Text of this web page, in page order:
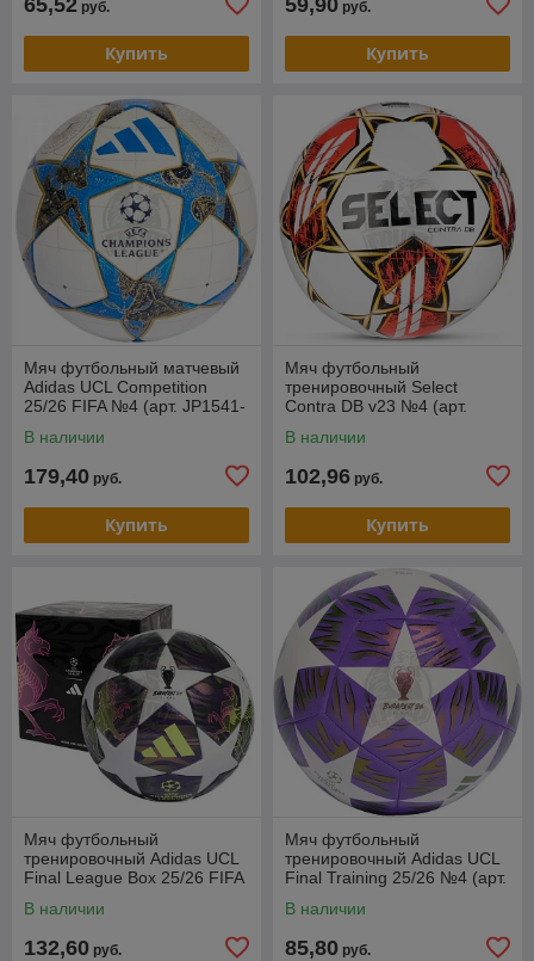
руб.
Купить
руб.
Купить
Мяч футбольный матчевый
Adidas UCL Competition
25/26 FIFA №4 (арт. JP1541-
В наличии
179,40 руб.
Купить
Мяч футбольный
тренировочный Seleсt
Contra DB v23 №4 (арт.
В наличии
102,96 руб.
Купить
Мяч футбольный
тренировочный Adidas UCL
Final League Box 25/26 FIFA
В наличии
132,60 руб.
Мяч футбольный
тренировочный Adidas UCL
Final Training 25/26 №4 (арт.
В наличии
85,80 руб.